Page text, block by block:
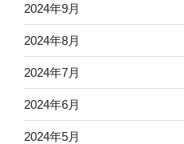
2024年9月
2024年8月
2024年7月
2024年6月
2024年5月